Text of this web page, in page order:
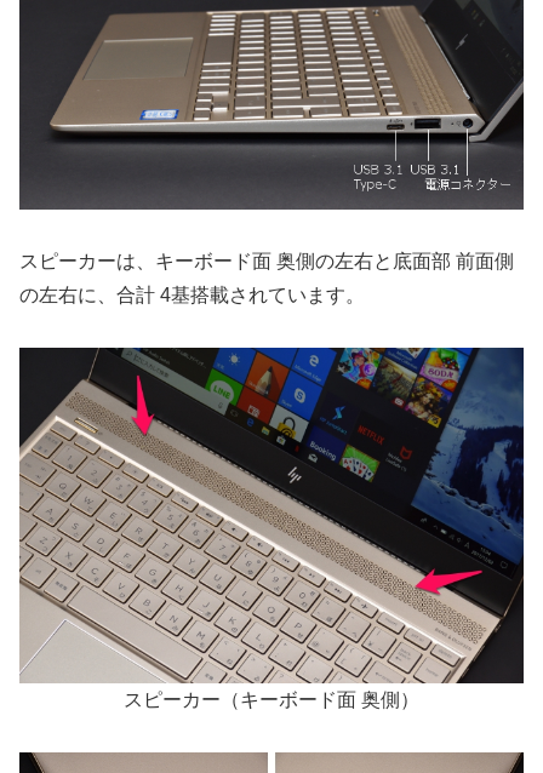
スピーカーは、キーボード面 奥側の左右と底面部 前面側
の左右に、合計 4基搭載されています。
スピーカー（キーボード面 奥側）